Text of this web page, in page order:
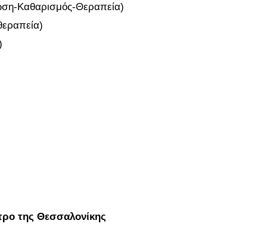
Καθαρισμός-Θεραπεία)
της Θεσσαλονίκης